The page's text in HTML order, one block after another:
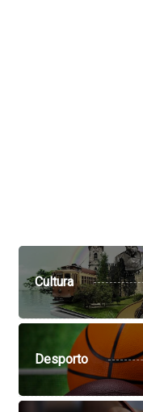
Cultura
Desporto